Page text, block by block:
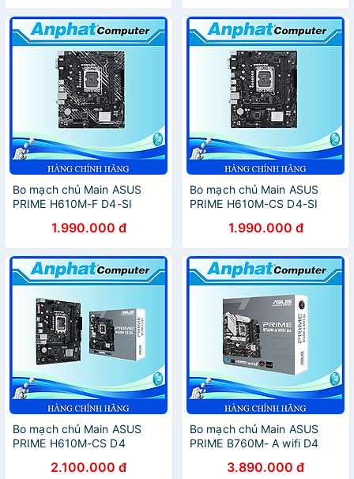
Bo mạch chủ Main ASUS
PRIME H610M-F D4-SI
Chính Hãng1.990.000 đ
Bo mạch chủ Main ASUS
PRIME H610M-CS D4-SI
Chính Hãng1.990.000 đ
Bo mạch chủ Main ASUS
PRIME H610M-CS D4
Chính Hãng2.100.000 đ
Bo mạch chủ Main ASUS
PRIME B760M- A wifi D4
Hàng Chính Hãng
3.890.000 đ